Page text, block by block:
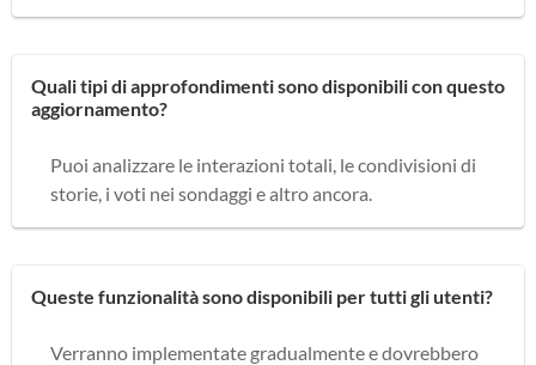
Quali tipi di approfondimenti sono disponibili con questo
aggiornamento?
Puoi analizzare le interazioni totali, le condivisioni di
storie, i voti nei sondaggi e altro ancora.
Queste funzionalità sono disponibili per tutti gli utenti?
Verranno implementate gradualmente e dovrebbero